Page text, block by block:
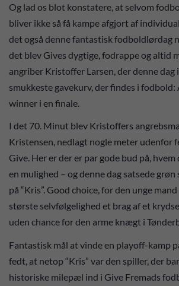
Og lad os blot konstatere, at selvom
bliver ikke så få kampe afgjort af
det også denne fantastisk fodboldlørdag
det blev Gives dygtige, fodrappe og altid
angriber Kristoffer Larsen, der denne dag
smukkeste gavekurv, der findes i
winner i en finale.
I det 70. Minut blev Kristoffers
Kristensen, nedlagt nogle meter udenfor
Give. Her er der er par gode bud på, hvem
en mulighed – og denne dag satsede
på “Kris”. Good choice, for den unge
største selvfølgelighed et brag af et
uden chance for den arme knægt i
Fantastisk mål at vinde en playoff-kamp
fedt, at netop “Kris” var den spiller, der
historiske milepæl ind i Give Fremads